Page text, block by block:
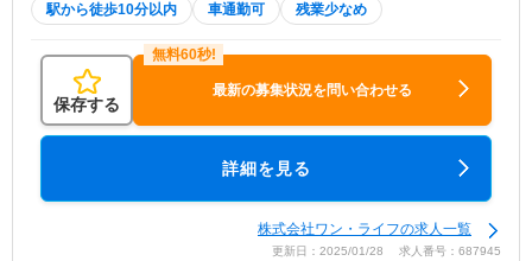
駅から徒歩10分以内 車通勤可 残業少なめ
保存する
最新の募集状況を問い合わせる
詳細を見る
株式会社ワン・ライフの求人一覧
更新日：2025/01/28 求人番号：687945